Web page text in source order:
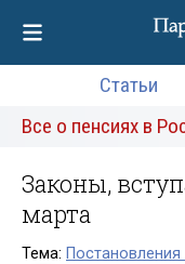
Статьи
Все о пенсиях в
Законы,
марта
Тема: Постановления